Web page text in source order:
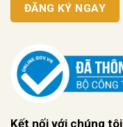
Kết nối với chúng tôi